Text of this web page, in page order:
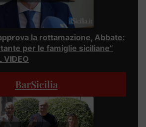
la rottamazione, Abbate:
per le famiglie siciliane”
VIDEO
BarSicilia